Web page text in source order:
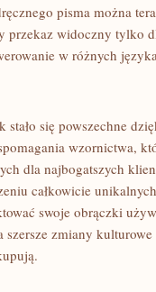
pisma można
widoczny tylko
w różnych
stało się powszechne
wzornictwa,
dla najbogatszych
całkowicie
swoje obrączki
szersze zmiany